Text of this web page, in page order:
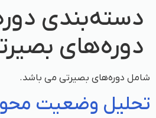
دسته‌بندی
دوره‌های
شامل دوره‌‌های بصیرتی می باشد.
تحلیل وضعیت